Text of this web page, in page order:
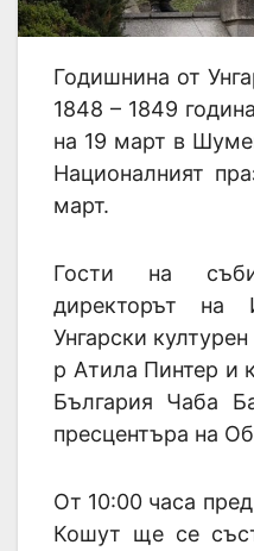
Годишнина от
1848 – 1849
на 19 март в
Националният
март.
Гости на
директорът на
Унгарски
р Атила Пинтер и
България Чаба
пресцентъра на
От 10:00 часа
Кошут ще се